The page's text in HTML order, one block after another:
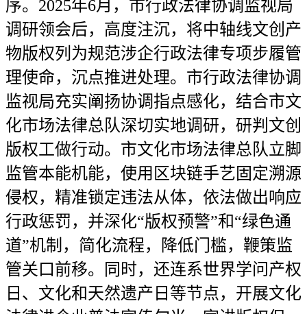
序。2025年6月，市行政法律协调监视局
调研领会后，高度注沉，将中轴线文创产
物版权列为规范涉企行政法律专项步履管
理使命，沉点推进处理。市行政法律协调
监视局充实阐扬协调指点感化，结合市文
化市场法律总队深切实地调研，研判文创
版权工做行动。市文化市场法律总队立脚
监管本能机能，使用区块链手艺固定溯源
侵权，精准锁定违法从体，依法做出响应
行政惩罚，并深化“版权预警”和“绿色通
道”机制，简化流程，降低门槛，鞭策监
管关口前移。同时，还连系世界学问产权
日、文化和天然遗产日等节点，开展文化